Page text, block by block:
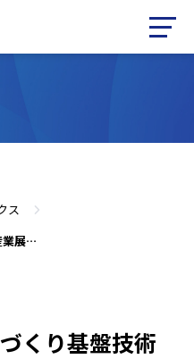
ス
第13回 次世代ものづくり基盤技術産業展 出展のご報告とご来場の御礼
くり基盤技術